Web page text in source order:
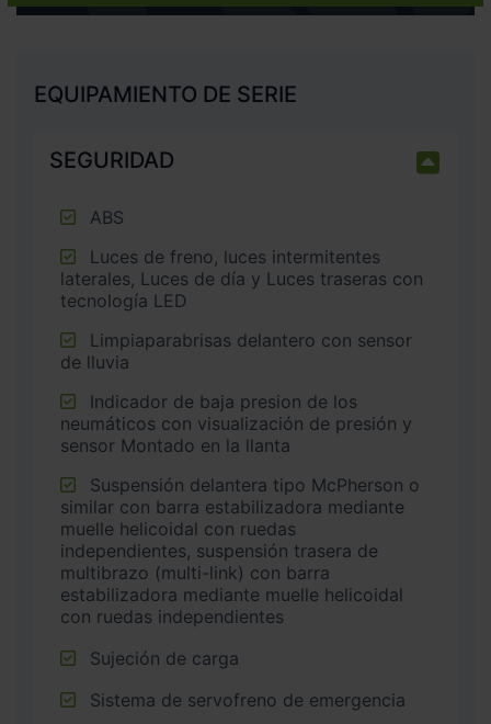
EQUIPAMIENTO DE SERIE
SEGURIDAD
ABS
laterales, Luces de día y Luces traseras con
tecnología LED
de lluvia
neumáticos con visualización de presión y
sensor Montado en la llanta
similar con barra estabilizadora mediante
muelle helicoidal con ruedas
independientes, suspensión trasera de
multibrazo (multi-link) con barra
estabilizadora mediante muelle helicoidal
con ruedas independientes
Sujeción de carga
Sistema de servofreno de emergencia